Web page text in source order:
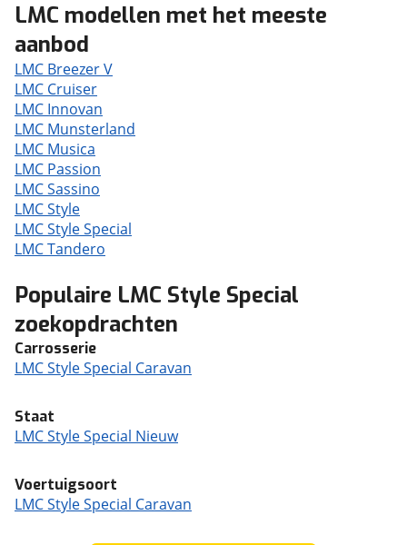
LMC modellen met het meeste
aanbod
LMC Breezer V
LMC Cruiser
LMC Innovan
LMC Munsterland
LMC Musica
LMC Passion
LMC Sassino
LMC Style
LMC Style Special
LMC Tandero
Populaire LMC Style Special
zoekopdrachten
Carrosserie
LMC Style Special Caravan
Staat
LMC Style Special Nieuw
Voertuigsoort
LMC Style Special Caravan